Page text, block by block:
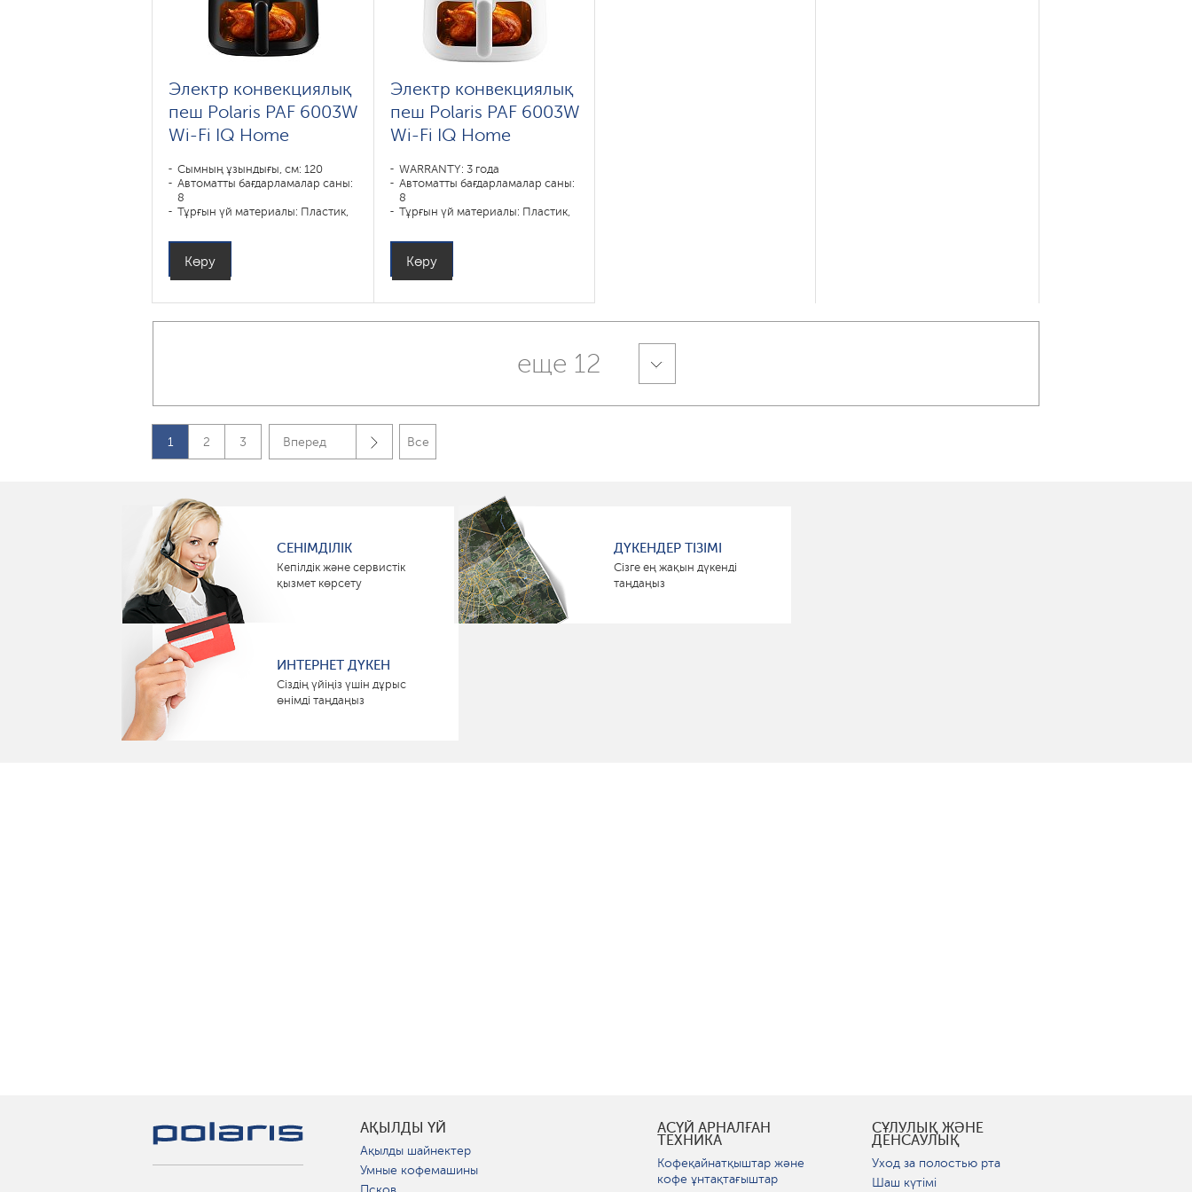
Электр конвекциялық
пеш Polaris PAF 6003W
Wi-Fi IQ Home
Сымның ұзындығы, см: 120
Автоматты бағдарламалар саны:
8
Тұрғын үй материалы: Пластик,
Күш, В: 1800
Ыдыстың көлемі, л: 6
Пісіру бағдарламалары: пирог,
запекание, выпечка, пицца,
Көру
Электр конвекциялық
пеш Polaris PAF 6003W
Wi-Fi IQ Home
WARRANTY: 3 года
Автоматты бағдарламалар саны:
8
Тұрғын үй материалы: Пластик,
Күш, В: 1800
Ыдыстың көлемі, л: 6
Пісіру бағдарламалары: пирог,
запекание, выпечка, пицца,
Көру
еще 12
1 2 3 Вперед Все
СЕНІМДІЛІК
Кепілдік және сервистік
қызмет көрсету
ДҮКЕНДЕР ТІЗІМІ
Сізге ең жақын дүкенді
таңдаңыз
ИНТЕРНЕТ ДҮКЕН
Сіздің үйіңіз үшін дұрыс
өнімді таңдаңыз
АҚЫЛДЫ ҮЙ
Ақылды шайнектер
Умные кофемашины
АСҮЙ АРНАЛҒАН
ТЕХНИКА
Кофеқайнатқыштар және
кофе ұнтақтағыштар
СҰЛУЛЫҚ ЖӘНЕ
ДЕНСАУЛЫҚ
Уход за полостью рта
Шаш күтімі